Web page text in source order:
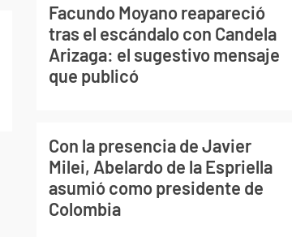
Facundo Moyano reapareció
tras el escándalo con Candela
Arizaga: el sugestivo mensaje
que publicó
Con la presencia de Javier
Milei, Abelardo de la Espriella
asumió como presidente de
Colombia